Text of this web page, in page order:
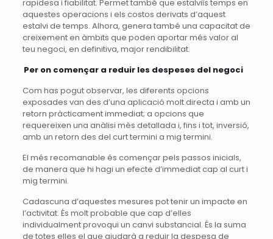
rapidesa i fiabilitat. Permet també que estalviïs temps en
aquestes operacions i els costos derivats d’aquest
estalvi de temps. Alhora, genera també una capacitat de
creixement en àmbits que poden aportar més valor al
teu negoci, en definitiva, major rendibilitat.
Per on començar a reduir les despeses del negoci
Com has pogut observar, les diferents opcions
exposades van des d’una aplicació molt directa i amb un
retorn pràcticament immediat; a opcions que
requereixen una anàlisi mès detallada i, fins i tot, inversió,
amb un retorn des del curt termini a mig termini.
El més recomanable és començar pels passos inicials,
de manera que hi hagi un efecte d’immediat cap al curt i
mig termini.
Cadascuna d’aquestes mesures pot tenir un impacte en
l’activitat. És molt probable que cap d’elles
individualment provoqui un canvi substancial. És la suma
de totes elles el que ajudarà a reduir la despesa de